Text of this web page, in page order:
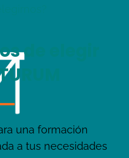
de elegir
una formación
a tus necesidades